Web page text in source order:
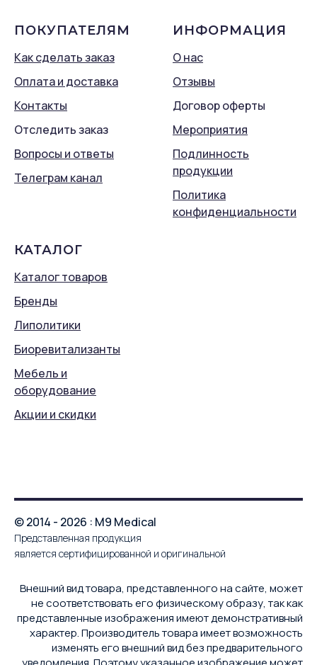
ПОКУПАТЕЛЯМ
Как сделать заказ
Оплата и доставка
Контакты
Отследить заказ
Вопросы и ответы
Телеграм канал
ИНФОРМАЦИЯ
О нас
Отзывы
Договор оферты
Мероприятия
Подлинность
продукции
Политика
конфиденциальности
КАТАЛОГ
Каталог товаров
Бренды
Липолитики
Биоревитализанты
Мебель и
оборудование
Акции и скидки
© 2014 - 2026 : M9 Medical
Представленная продукция
является сертифицированной и оригинальной
Внешний вид товара, представленного на сайте, может
не соответствовать его физическому образу, так как
представленные изображения имеют демонстративный
характер. Производитель товара имеет возможность
изменять его внешний вид без предварительного